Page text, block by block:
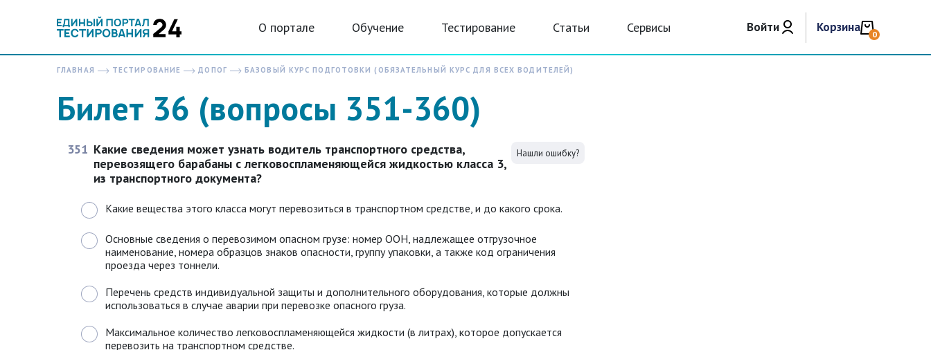
О портале Обучение Тестирование Статьи Сервисы Войти Корзина 0
ГЛАВНАЯ ТЕСТИРОВАНИЕ ДОПОГ БАЗОВЫЙ КУРС ПОДГОТОВКИ (ОБЯЗАТЕЛЬНЫЙ КУРС ДЛЯ ВСЕХ ВОДИТЕЛЕЙ)
Билет 36 (вопросы 351-360)
351 Какие сведения может узнать водитель транспортного средства,
перевозящего барабаны с легковоспламеняющейся жидкостью класса 3,
из транспортного документа?
Нашли ошибку?
Какие вещества этого класса могут перевозиться в транспортном средстве, и до какого срока.
Основные сведения о перевозимом опасном грузе: номер ООН, надлежащее отгрузочное
наименование, номера образцов знаков опасности, группу упаковки, а также код ограничения
проезда через тоннели.
Перечень средств индивидуальной защиты и дополнительного оборудования, которые должны
использоваться в случае аварии при перевозке опасного груза.
Максимальное количество легковоспламеняющейся жидкости (в литрах), которое допускается
перевозить на транспортном средстве.